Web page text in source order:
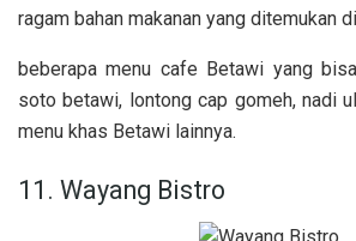
ragam bahan makanan yang ditemukan
beberapa menu cafe Betawi yang
soto betawi, lontong cap gomeh, nadi
menu khas Betawi lainnya.
11. Wayang Bistro